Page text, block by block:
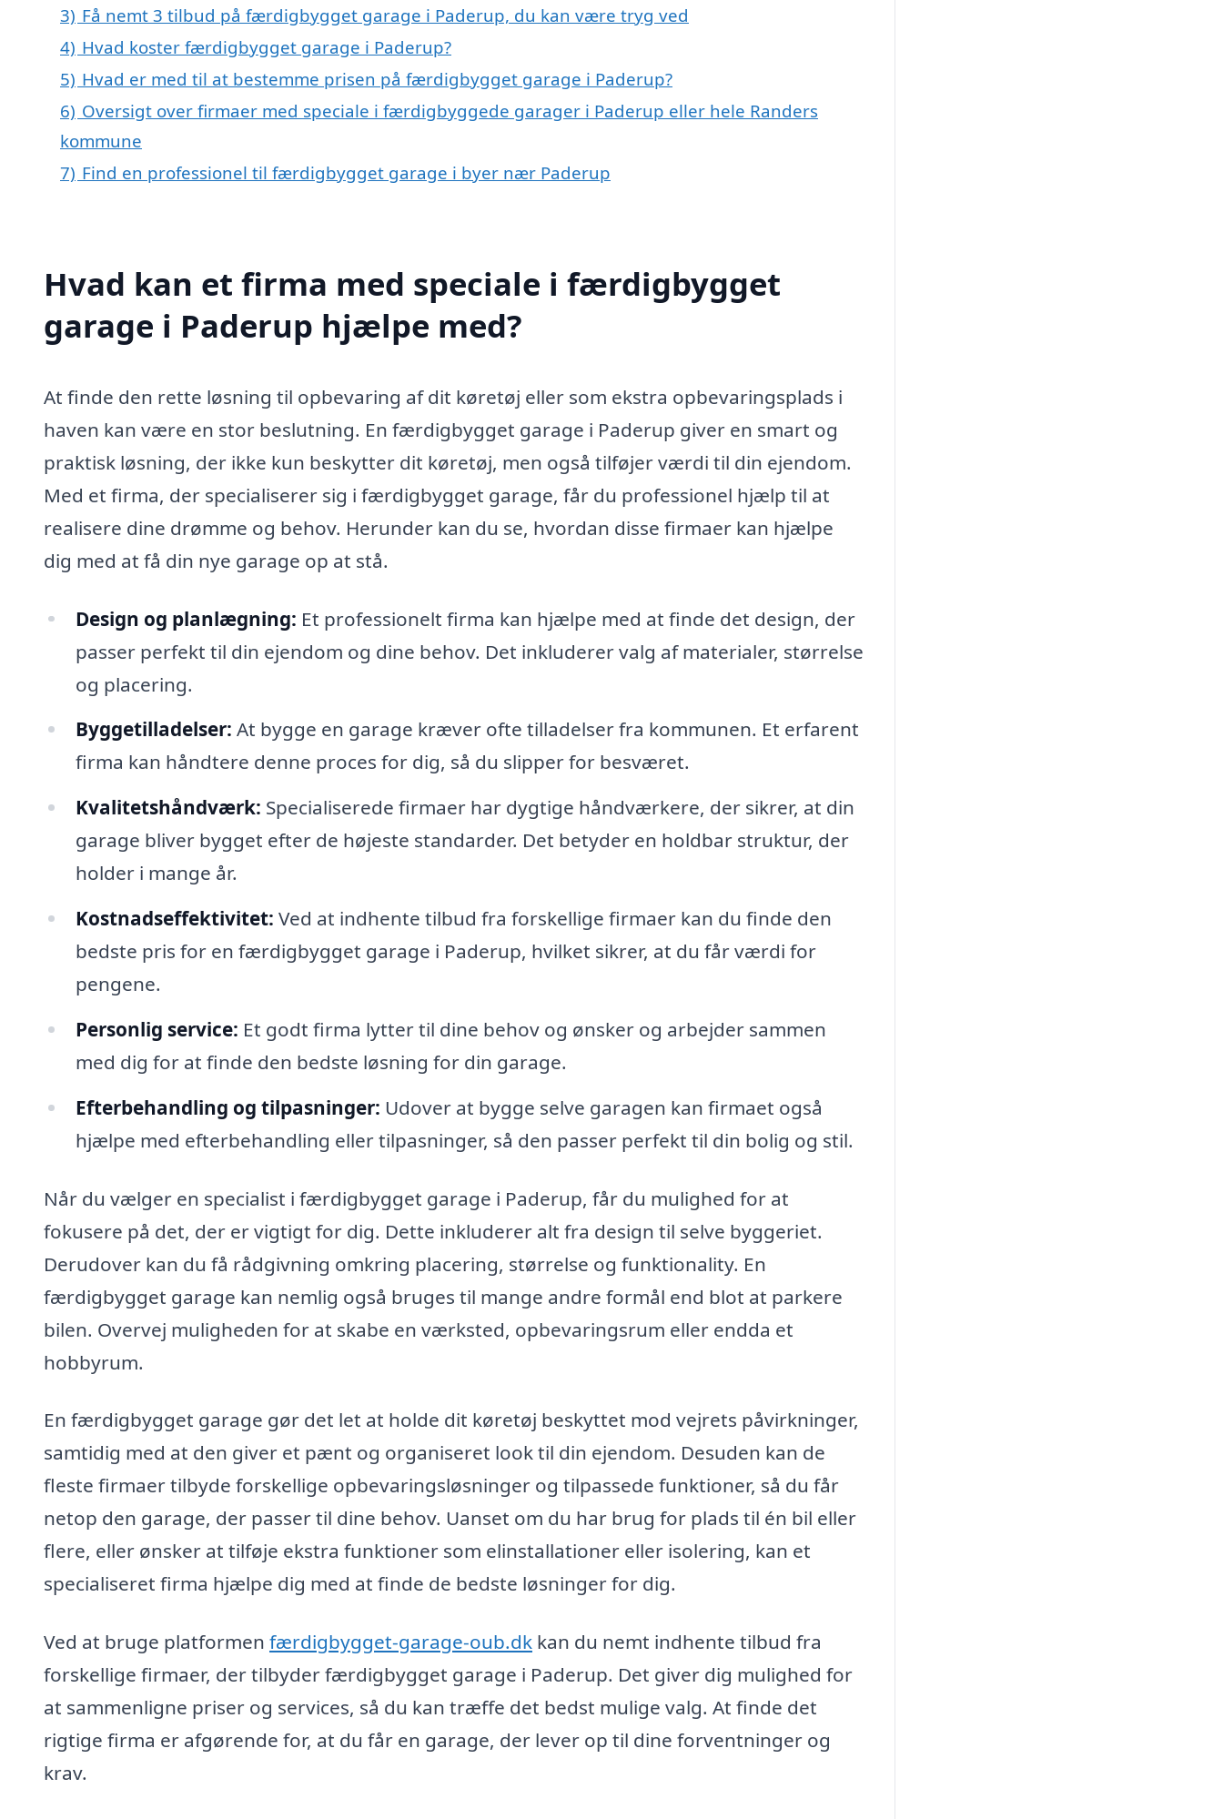
3) Få nemt 3 tilbud på færdigbygget garage i Paderup, du kan være tryg ved
4) Hvad koster færdigbygget garage i Paderup?
5) Hvad er med til at bestemme prisen på færdigbygget garage i Paderup?
6) Oversigt over firmaer med speciale i færdigbyggede garager i Paderup eller hele Randers
kommune
7) Find en professionel til færdigbygget garage i byer nær Paderup
Hvad kan et firma med speciale i færdigbygget
garage i Paderup hjælpe med?
At finde den rette løsning til opbevaring af dit køretøj eller som ekstra opbevaringsplads i
haven kan være en stor beslutning. En færdigbygget garage i Paderup giver en smart og
praktisk løsning, der ikke kun beskytter dit køretøj, men også tilføjer værdi til din ejendom.
Med et firma, der specialiserer sig i færdigbygget garage, får du professionel hjælp til at
realisere dine drømme og behov. Herunder kan du se, hvordan disse firmaer kan hjælpe
dig med at få din nye garage op at stå.
Design og planlægning: Et professionelt firma kan hjælpe med at finde det design, der
passer perfekt til din ejendom og dine behov. Det inkluderer valg af materialer, størrelse
og placering.
Byggetilladelser: At bygge en garage kræver ofte tilladelser fra kommunen. Et erfarent
firma kan håndtere denne proces for dig, så du slipper for besværet.
Kvalitetshåndværk: Specialiserede firmaer har dygtige håndværkere, der sikrer, at din
garage bliver bygget efter de højeste standarder. Det betyder en holdbar struktur, der
holder i mange år.
Kostnadseffektivitet: Ved at indhente tilbud fra forskellige firmaer kan du finde den
bedste pris for en færdigbygget garage i Paderup, hvilket sikrer, at du får værdi for
pengene.
Personlig service: Et godt firma lytter til dine behov og ønsker og arbejder sammen
med dig for at finde den bedste løsning for din garage.
Efterbehandling og tilpasninger: Udover at bygge selve garagen kan firmaet også
hjælpe med efterbehandling eller tilpasninger, så den passer perfekt til din bolig og stil.
Når du vælger en specialist i færdigbygget garage i Paderup, får du mulighed for at
fokusere på det, der er vigtigt for dig. Dette inkluderer alt fra design til selve byggeriet.
Derudover kan du få rådgivning omkring placering, størrelse og funktionality. En
færdigbygget garage kan nemlig også bruges til mange andre formål end blot at parkere
bilen. Overvej muligheden for at skabe en værksted, opbevaringsrum eller endda et
hobbyrum.
En færdigbygget garage gør det let at holde dit køretøj beskyttet mod vejrets påvirkninger,
samtidig med at den giver et pænt og organiseret look til din ejendom. Desuden kan de
fleste firmaer tilbyde forskellige opbevaringsløsninger og tilpassede funktioner, så du får
netop den garage, der passer til dine behov. Uanset om du har brug for plads til én bil eller
flere, eller ønsker at tilføje ekstra funktioner som elinstallationer eller isolering, kan et
specialiseret firma hjælpe dig med at finde de bedste løsninger for dig.
Ved at bruge platformen færdigbygget-garage-oub.dk kan du nemt indhente tilbud fra
forskellige firmaer, der tilbyder færdigbygget garage i Paderup. Det giver dig mulighed for
at sammenligne priser og services, så du kan træffe det bedst mulige valg. At finde det
rigtige firma er afgørende for, at du får en garage, der lever op til dine forventninger og
krav.